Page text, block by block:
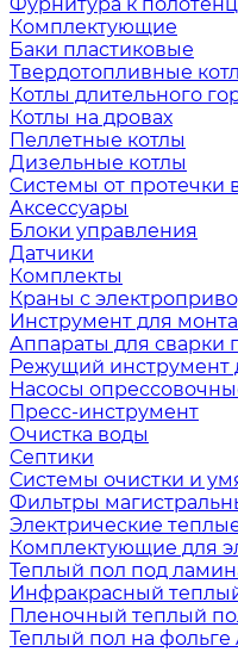
Комплектующие
Баки пластиковые
Твердотопливные
Котлы длительного
Котлы на дровах
Пеллетные котлы
Дизельные котлы
Системы от протечки
Аксессуары
Блоки управления
Датчики
Комплекты
Краны с
Инструмент для
Аппараты для сварки
Режущий инструмент
Насосы
Пресс-инструмент
Очистка воды
Септики
Системы очистки и
Фильтры
Электрические
Комплектующие для
Теплый пол под
Инфракрасный
Пленочный теплый
Теплый пол на фольге